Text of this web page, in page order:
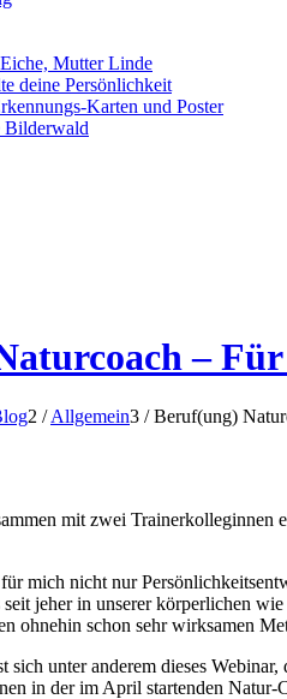
Mutter Linde
deine Persönlichkeit
Karten und Poster
Bilderwald
–
2 / Allgemein3 / Beruf(ung)
mit zwei Trainerkolleginnen
mich nicht nur
seit jeher in unserer körperlichen
ohnehin schon sehr wirksamen
sich unter anderem dieses
in der im April startenden Natur-